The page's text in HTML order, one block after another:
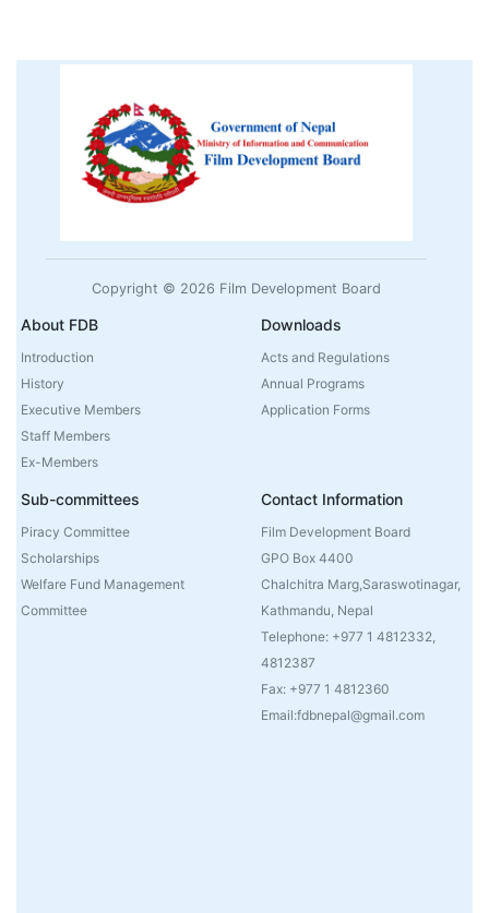
Copyright © 2026 Film Development Board
About FDB
Introduction
History
Executive Members
Staff Members
Ex-Members
Downloads
Acts and Regulations
Annual Programs
Application Forms
Sub-committees
Piracy Committee
Scholarships
Welfare Fund Management
Committee
Contact Information
Film Development Board
GPO Box 4400
Chalchitra Marg,Saraswotinagar,
Kathmandu, Nepal
Telephone: +977 1 4812332,
4812387
Fax: +977 1 4812360
Email:fdbnepal@gmail.com